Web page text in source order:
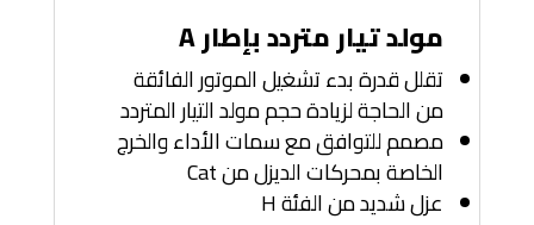
مولد تيار متردد بإطار A
تقلل قدرة بدء تشغيل الموتور الفائقة
من الحاجة لزيادة حجم مولد التيار المتردد
مصمم للتوافق مع سمات الأداء والخرج
الخاصة بمحركات الديزل من Cat
عزل شديد من الفئة H